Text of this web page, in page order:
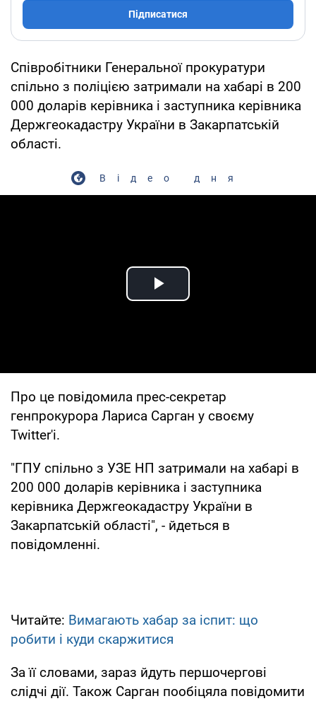
Підписатися
Співробітники Генеральної прокуратури
спільно з поліцією затримали на хабарі в 200
000 доларів керівника і заступника керівника
Держгеокадастру України в Закарпатській
області.
Відео дня
Play Video
Про це повідомила прес-секретар
генпрокурора Лариса Сарган у своєму
Twitter'і.
"ГПУ спільно з УЗЕ НП затримали на хабарі в
200 000 доларів керівника і заступника
керівника Держгеокадастру України в
Закарпатській області", - йдеться в
повідомленні.
Читайте: Вимагають хабар за іспит: що
робити і куди скаржитися
За її словами, зараз йдуть першочергові
слідчі дії. Також Сарган пообіцяла повідомити